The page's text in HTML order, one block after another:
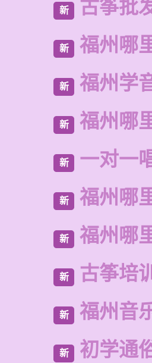
新 古筝批
新 福州哪
新 福州学
新 福州哪
新 一对一
新 福州哪
新 福州哪
新 古筝培
新 福州音
新 初学通